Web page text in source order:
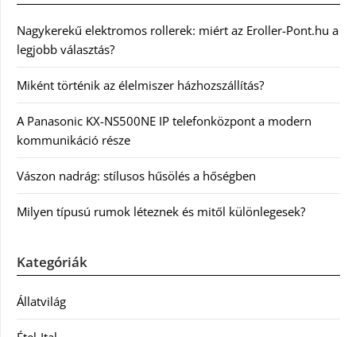
Nagykerekű elektromos rollerek: miért az Eroller-Pont.hu a
legjobb választás?
Miként történik az élelmiszer házhozszállítás?
A Panasonic KX-NS500NE IP telefonközpont a modern
kommunikáció része
Vászon nadrág: stílusos hűsölés a hőségben
Milyen típusú rumok léteznek és mitől különlegesek?
Kategóriák
Állatvilág